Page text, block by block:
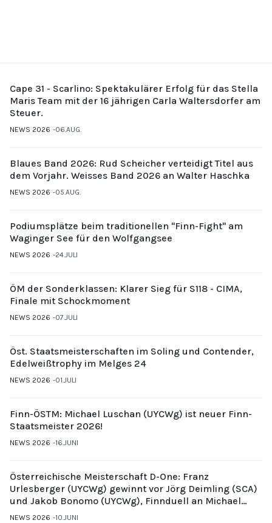
Cape 31 - Scarlino: Spektakulärer Erfolg für das Stella
Maris Team mit der 16 jährigen Carla Waltersdorfer am
Steuer.
NEWS 2026 06.AUG.
Blaues Band 2026: Rud Scheicher verteidigt Titel aus
dem Vorjahr. Weisses Band 2026 an Walter Haschka
NEWS 2026 05.AUG.
Podiumsplätze beim traditionellen "Finn-Fight" am
Waginger See für den Wolfgangsee
NEWS 2026 24.JULI
ÖM der Sonderklassen: Klarer Sieg für S118 - CIMA,
Finale mit Schockmoment
NEWS 2026 07.JULI
Öst. Staatsmeisterschaften im Soling und Contender,
Edelweißtrophy im Melges 24
NEWS 2026 01.JULI
Finn-ÖSTM: Michael Luschan (UYCWg) ist neuer Finn-
Staatsmeister 2026!
NEWS 2026 16.JUNI
Österreichische Meisterschaft D-One: Franz
Urlesberger (UYCWg) gewinnt vor Jörg Deimling (SCA)
und Jakob Bonomo (UYCWg), Finnduell an Michael
Gubi (UYCMo)
NEWS 2026 10.JUNI